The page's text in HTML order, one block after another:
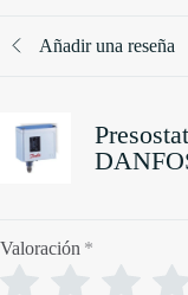
Añadir una reseña
Valoración *